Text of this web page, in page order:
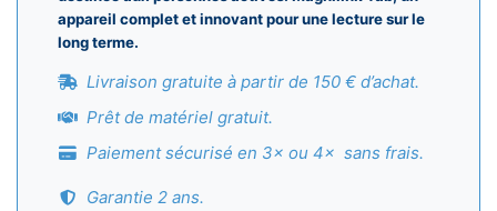
appareil complet et innovant pour une lecture sur le
long terme.
Livraison gratuite à partir de 150 € d’achat.
Prêt de matériel gratuit.
Paiement sécurisé en 3× ou 4× sans frais.
Garantie 2 ans.